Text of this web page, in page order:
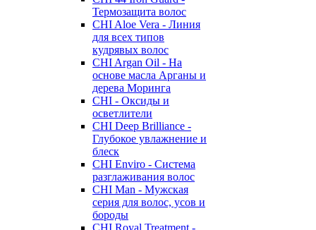
Термозащита волос
CHI Aloe Vera - Линия
для всех типов
кудрявых волос
CHI Argan Oil - На
основе масла Арганы и
дерева Моринга
CHI - Оксиды и
осветлители
CHI Deep Brilliance -
Глубокое увлажнение и
блеск
CHI Enviro - Система
разглаживания волос
CHI Man - Мужская
серия для волос, усов и
бороды
CHI Royal Treatment -